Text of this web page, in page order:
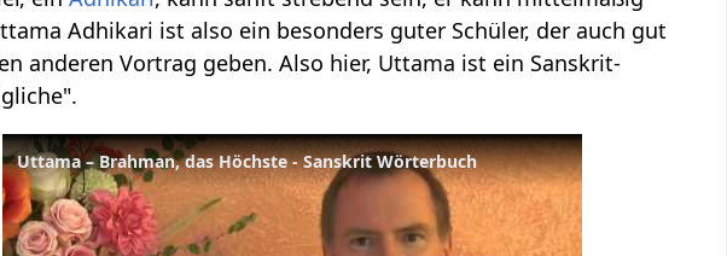
Adhikari ist also ein besonders guter Schüler, der auch gut
anderen Vortrag geben. Also hier, Uttama ist ein Sanskrit-
Uttama – Brahman, das Höchste - Sanskrit Wörterbuch